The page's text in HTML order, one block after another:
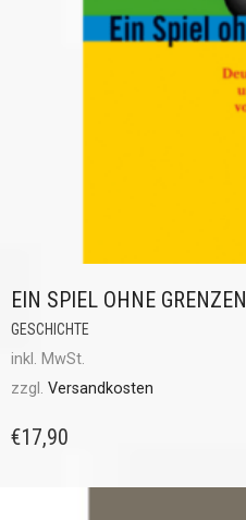
EIN SPIEL OHNE GRENZEN
GESCHICHTE
inkl. MwSt.
zzgl. Versandkosten
€17,90